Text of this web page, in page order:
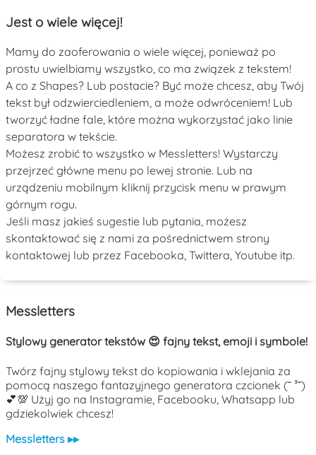
Jest o wiele więcej!
Mamy do zaoferowania o wiele więcej, ponieważ po
prostu uwielbiamy wszystko, co ma związek z tekstem!
A co z Shapes? Lub postacie? Być może chcesz, aby Twój
tekst był odzwierciedleniem, a może odwróceniem! Lub
tworzyć ładne fale, które można wykorzystać jako linie
separatora w tekście.
Możesz zrobić to wszystko w Messletters! Wystarczy
przejrzeć główne menu po lewej stronie. Lub na
urządzeniu mobilnym kliknij przycisk menu w prawym
górnym rogu.
Jeśli masz jakieś sugestie lub pytania, możesz
skontaktować się z nami za pośrednictwem strony
kontaktowej lub przez Facebooka, Twittera, Youtube itp.
Messletters
Stylowy generator tekstów 😍 fajny tekst, emoji i symbole!
Twórz fajny stylowy tekst do kopiowania i wklejania za
pomocą naszego fantazyjnego generatora czcionek (˘ ³˘)
💕💯 Użyj go na Instagramie, Facebooku, Whatsapp lub
gdziekolwiek chcesz!
Messletters ▸▸